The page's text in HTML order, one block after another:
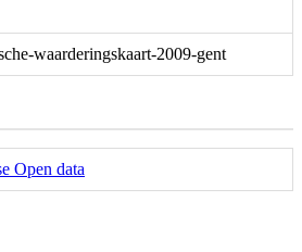
waarderingskaart-2009-gent
Open data